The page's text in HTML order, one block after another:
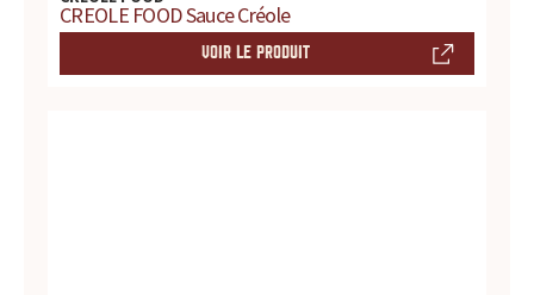
t
CREOLE FOOD Sauce Créole
VOIR LE PRODUIT